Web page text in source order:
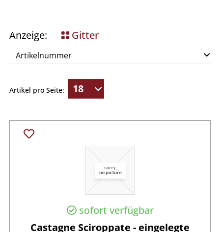
Anzeige: Gitter
Artikel pro Seite:
sofort verfügbar
Castagne Sciroppate - eingelegte